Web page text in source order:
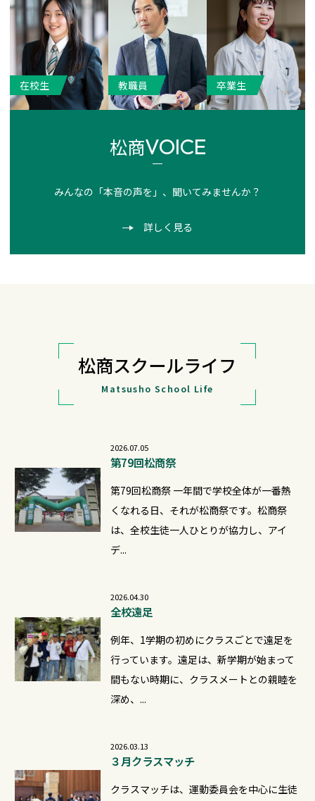
松商VOICE
みんなの「本音の声を」、聞いてみませんか？
詳しく見る
在校生 教職員 卒業生
松商スクールライフ
Matsusho School Life
2026.07.05
第79回松商祭
第79回松商祭 一年間で学校全体が一番熱
くなれる日、それが松商祭です。松商祭
は、全校生徒一人ひとりが協力し、アイ
デ...
2026.04.30
全校遠足
例年、1学期の初めにクラスごとで遠足を
行っています。遠足は、新学期が始まって
間もない時期に、クラスメートとの親睦を
深め、...
2026.03.13
３月クラスマッチ
クラスマッチは、運動委員会を中心に生徒